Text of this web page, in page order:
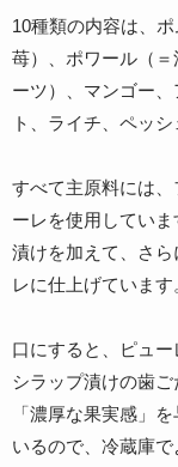
10種類の内容は、
苺）、ポワール（
ーツ）、マンゴー
ト、ライチ、ペッ
すべて主原料には
ーレを使用してい
漬けを加えて、さ
レに仕上げています
口にすると、ピュ
シラップ漬けの歯
「濃厚な果実感」
いるので、冷蔵庫